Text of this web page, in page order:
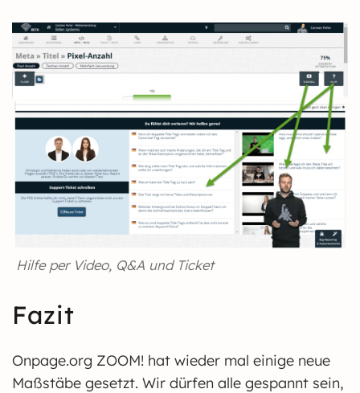
Hilfe per Video, Q&A und Ticket
Fazit
Onpage.org ZOOM! hat wieder mal einige neue
Maßstäbe gesetzt. Wir dürfen alle gespannt sein,